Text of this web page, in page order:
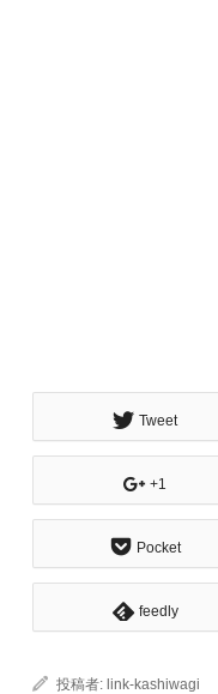
Tweet
+1
Pocket
feedly
投稿者: link-kashiwagi